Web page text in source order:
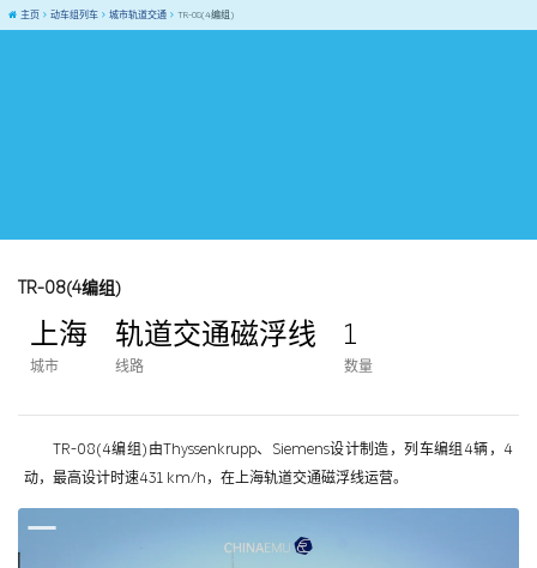
主页 动车组列车 城市轨道交通 TR-08(4编组)
TR-08(4编组)
上海
城市
轨道交通磁浮线
线路
1
数量
TR-08(4编组)由Thyssenkrupp、Siemens设计制造，列车编组4辆，4
动，最高设计时速431 km/h，在上海轨道交通磁浮线运营。